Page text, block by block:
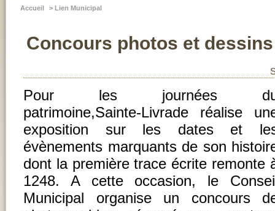
Accueil > Lien Municipal
Concours photos et
Pour les journées
patrimoine,Sainte-Livrade réalise
exposition sur les dates et
évènements marquants de son
dont la première trace écrite remonte
1248. A cette occasion, le
Municipal organise un concours